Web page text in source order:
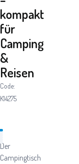
kompakt
für
Camping
&
Reisen
Code:
K14275
Der
Campingtisch